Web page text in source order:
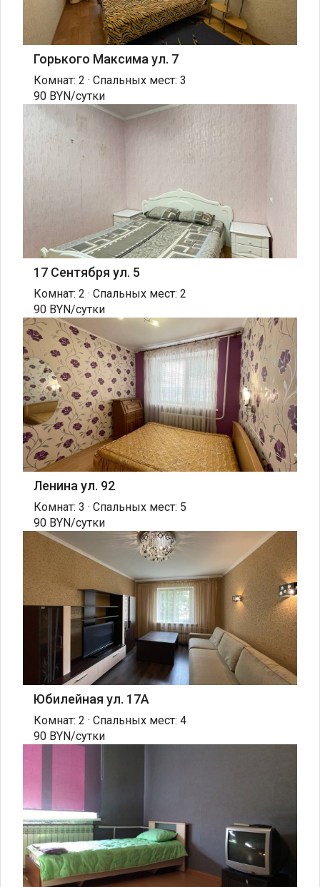
Горького Максима ул. 7
Комнат: 2 · Спальных мест: 3
90 BYN/сутки
17 Сентября ул. 5
Комнат: 2 · Спальных мест: 2
90 BYN/сутки
Ленина ул. 92
Комнат: 3 · Спальных мест: 5
90 BYN/сутки
Юбилейная ул. 17А
Комнат: 2 · Спальных мест: 4
90 BYN/сутки